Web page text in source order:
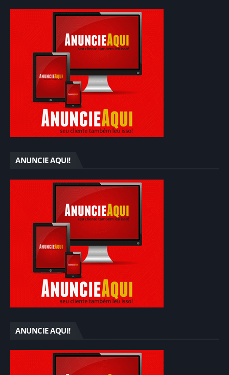
ANUNCIE AQUI!
ANUNCIE AQUI!